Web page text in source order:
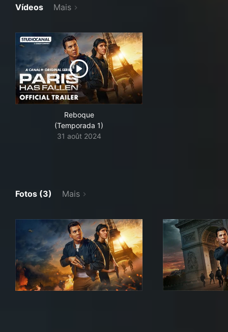
Vídeos Mais
Reboque
(Temporada 1)
31 août 2024
Fotos (3) Mais